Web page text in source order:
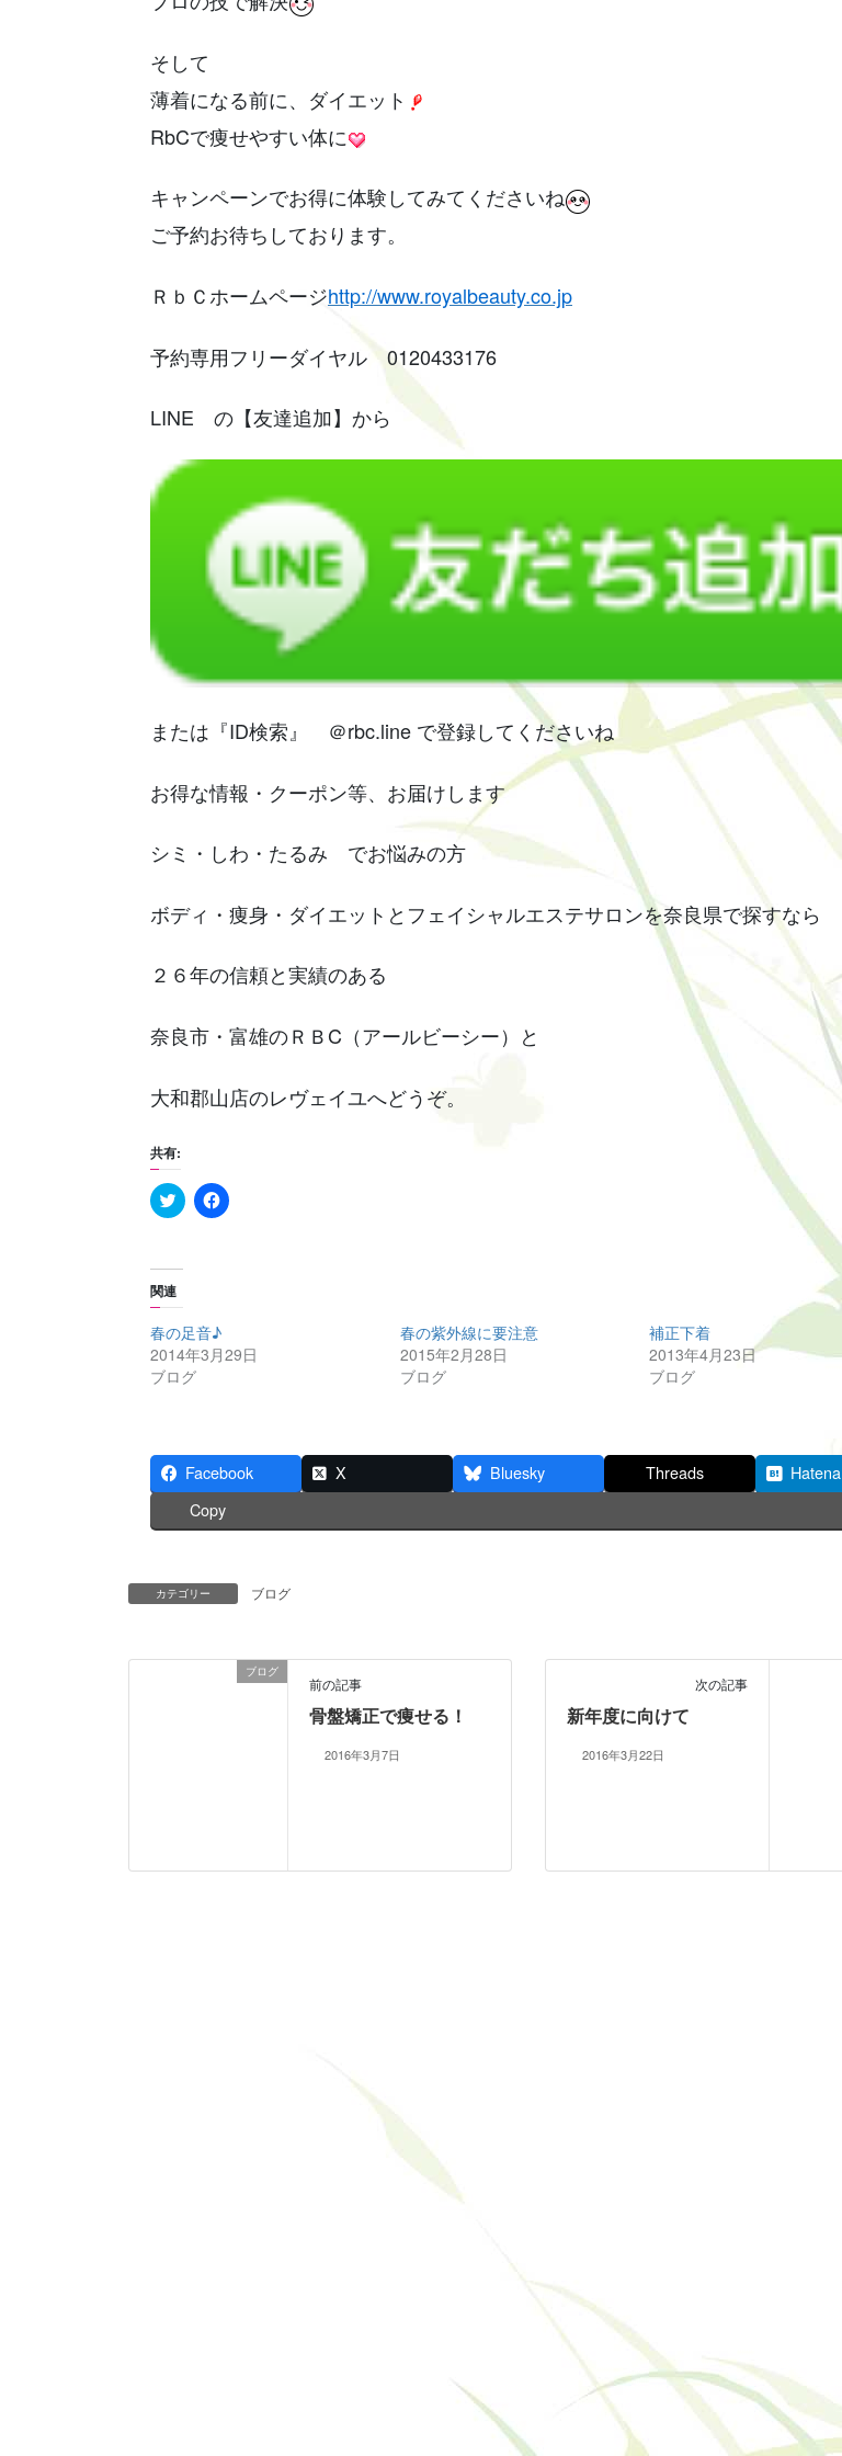
そして
薄着になる前に、ダイエット
RbCで痩せやすい体に
キャンペーンでお得に体験してみてくださいね
ご予約お待ちしております。
ＲｂＣホームページhttp://www.royalbeauty.co.jp
予約専用フリーダイヤル 0120433176
LINE の【友達追加】から
または『ID検索』 ＠rbc.line で登録してくださいね
お得な情報・クーポン等、お届けします
シミ・しわ・たるみ でお悩みの方
ボディ・痩身・ダイエットとフェイシャルエステサロンを奈良県で探すなら
２６年の信頼と実績のある
奈良市・富雄のＲＢC（アールビーシー）と
大和郡山店のレヴェイユへどうぞ。
共有:
C
l
t
h
a
r
e
o
n
t
(
新
し
ン
ド
ウ
F
a
す
ク
し
て
く
だ
さ
し
ウ
関連
春の足音♪
2014年3月29日
ブログ
春の紫外線に要注意
2015年2月28日
ブログ
補正下着
2013年4月23日
ブログ
Facebook X Bluesky Threads
Hatena
Copy
カテゴリー ブログ
ブログ
前の記事
骨盤矯正で痩せる！
2016年3月7日
次の記事
新年度に向けて
2016年3月22日